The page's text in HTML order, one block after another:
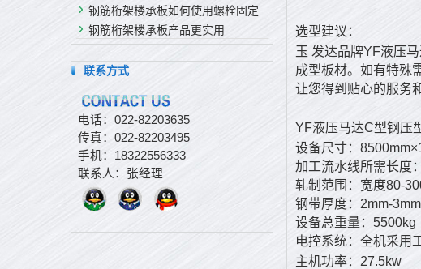
选型建议：
玉 发达品牌YF液压
成型板材。如有特殊
让您得到贴心的服务
YF液压马达C型钢压
设备尺寸：
加工流水线所需长度：
轧制范围：宽度80-
钢带厚度： 2mm-3mm
设备总重量： 5500kg
电控系统：全机采用
主机功率： 27.5kw
钢筋桁架楼承板如何使用螺栓固定
钢筋桁架楼承板产品更实用
联系方式
电话：022-82203635
传真：022-82203495
手机：18322556333
联系人：张经理